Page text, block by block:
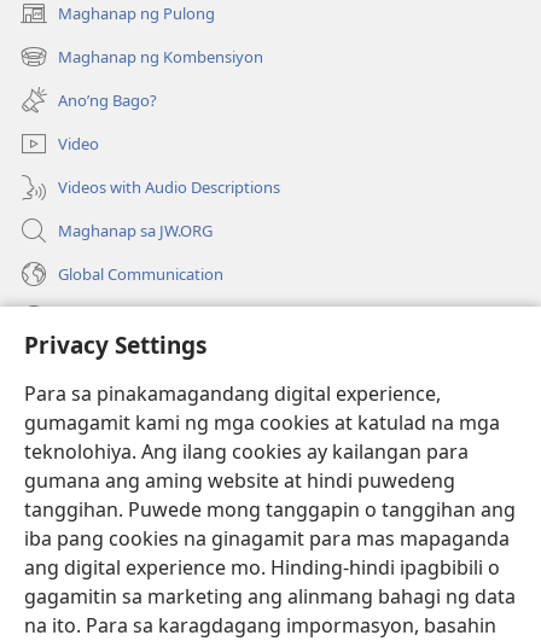
Privacy Settings
Para sa pinakamagandang digital experience,
gumagamit kami ng mga cookies at katulad na mga
teknolohiya. Ang ilang cookies ay kailangan para
gumana ang aming website at hindi puwedeng
tanggihan. Puwede mong tanggapin o tanggihan ang
iba pang cookies na ginagamit para mas mapaganda
ang digital experience mo. Hinding-hindi ipagbibili o
gagamitin sa marketing ang alinmang bahagi ng data
na ito. Para sa karagdagang impormasyon, basahin
Maghanap ng Pulong
(may
bubukas
na
bagong
window)
Maghanap ng Kombensiyon
(may
bubukas
na
bagong
window)
Ano’ng Bago?
Video
Videos with Audio Descriptions
Maghanap sa JW.ORG
Global Communication
(may
na
bagong
window)
Watchtower ONLINE LIBRARY™
(may
bubukas
na
bagong
window)
JW Hub ®
(may
bubukas
bagong
window)
JW Library ®
Watchtower Library®